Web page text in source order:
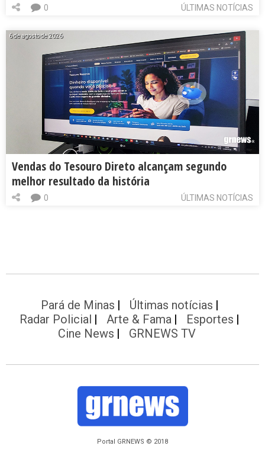
ÚLTIMAS NOTÍCIAS
0
6 de agosto de 2026
Vendas do Tesouro Direto alcançam segundo
melhor resultado da história
ÚLTIMAS NOTÍCIAS
0
Pará de Minas
Últimas notícias
Radar Policial
Arte & Fama
Esportes
Cine News
GRNEWS TV
Portal GRNEWS © 2018